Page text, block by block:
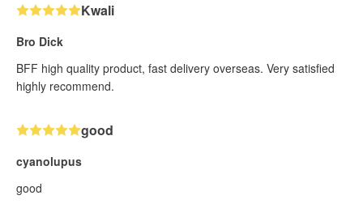
Kwali
Bro Dick
BFF high quality product, fast delivery overseas. Very satisfied
highly recommend.
good
cyanolupus
good